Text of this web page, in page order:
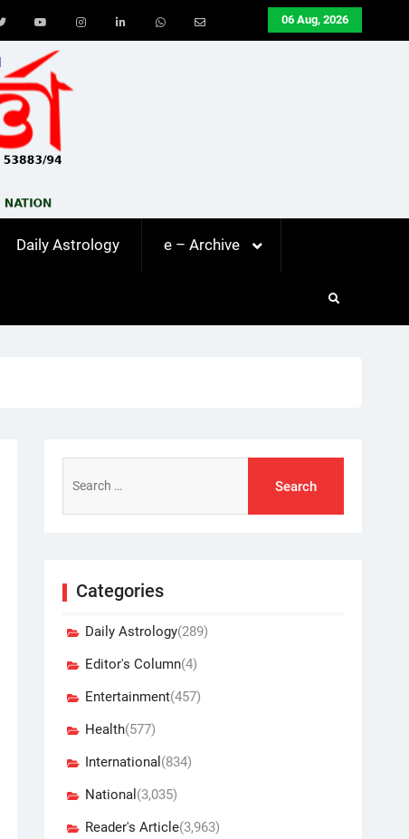
06 Aug, 2026
Youtube
Daily Astrology e – Archive
for:
Categories
Daily Astrology(289)
Editor's Column(4)
Entertainment(457)
Health(577)
International (834)
National (3,035)
Reader's Article(3,963)